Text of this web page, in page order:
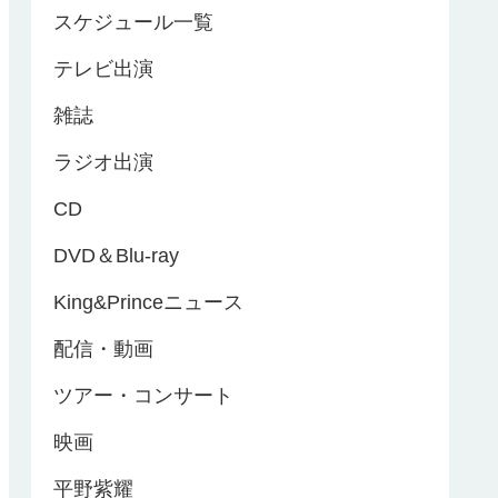
スケジュール一覧
テレビ出演
雑誌
ラジオ出演
CD
DVD＆Blu-ray
King&Princeニュース
配信・動画
ツアー・コンサート
映画
平野紫耀